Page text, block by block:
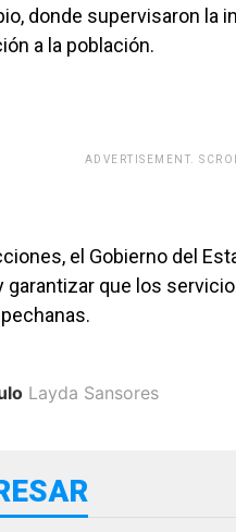
donde supervisaron la
a la población.
ADVERTISEMENT.
el Gobierno del
garantizar que los
Layda Sansores